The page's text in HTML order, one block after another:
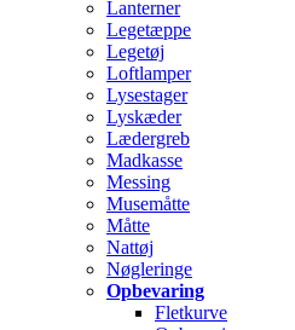
Lanterner
Legetæppe
Legetøj
Loftlamper
Lysestager
Lyskæder
Lædergreb
Madkasse
Messing
Musemåtte
Måtte
Nattøj
Nøgleringe
Opbevaring
Fletkurve